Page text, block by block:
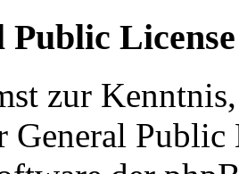
Public License
zur
General